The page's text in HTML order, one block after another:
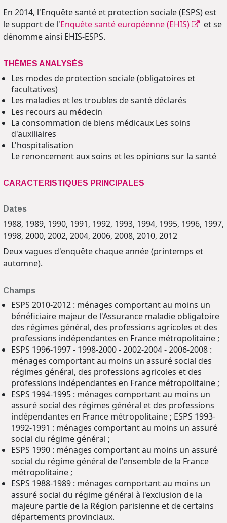
En 2014, l'Enquête santé et protection sociale (ESPS) est
le support de l'Enquête santé européenne (EHIS)
et se
dénomme ainsi EHIS-ESPS.
THÈMES ANALYSÉS
Les modes de protection sociale (obligatoires et
facultatives)
Les maladies et les troubles de santé déclarés
Les recours au médecin
La consommation de biens médicaux Les soins
d'auxiliaires
L'hospitalisation
Le renoncement aux soins et les opinions sur la santé
CARACTERISTIQUES PRINCIPALES
Dates
1988, 1989, 1990, 1991, 1992, 1993, 1994, 1995, 1996, 1997,
1998, 2000, 2002, 2004, 2006, 2008, 2010, 2012
Deux vagues d'enquête chaque année (printemps et
automne).
Champs
ESPS 2010-2012 : ménages comportant au moins un
bénéficiaire majeur de l'Assurance maladie obligatoire
des régimes général, des professions agricoles et des
professions indépendantes en France métropolitaine ;
ESPS 1996-1997 - 1998-2000 - 2002-2004 - 2006-2008 :
ménages comportant au moins un assuré social des
régimes général, des professions agricoles et des
professions indépendantes en France métropolitaine ;
ESPS 1994-1995 : ménages comportant au moins un
assuré social des régimes général et des professions
indépendantes en France métropolitaine ; ESPS 1993-
1992-1991 : ménages comportant au moins un assuré
social du régime général ;
ESPS 1990 : ménages comportant au moins un assuré
social du régime général de l'ensemble de la France
métropolitaine ;
ESPS 1988-1989 : ménages comportant au moins un
assuré social du régime général à l'exclusion de la
majeure partie de la Région parisienne et de certains
départements provinciaux.